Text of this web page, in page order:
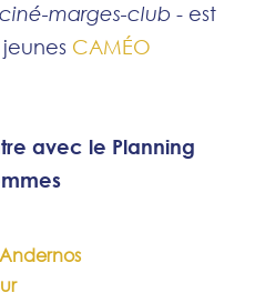
ciné-marges-club - est
CAMÉO
avec le Planning